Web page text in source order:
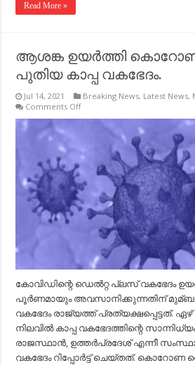
Read More »
ആശങ്ക ഉയര്‍ത്തി
പുതിയ കാപ്പ വകഭേദം.
Jul 14, 2021 Breaking News, Latest News,
Comments Offon
ആശങ്ക
ഉയര്‍ത്തി
കൊറോണ
വൈറസിന്റെ
പുതിയ
കാപ്പ
വകഭേദം.
കോവിഡിന്റെ ഡെല്‍റ്റ പ്ലസ് വകഭേദം
പൂര്‍ണമായും അവസാനിക്കുന്നതിന്
വകഭേദം രാജ്യത്ത് പ്രത്യക്ഷപ്പെട്ടത്.
നിലവില്‍ കാപ്പ വകഭേദത്തിന്റെ സാന്നിധ്യം
രാജസ്ഥാന്‍, ഉത്തര്‍പ്രദേശ് എന്നീ
വകഭേദം റിപ്പോര്‍ട്ട് ചെയ്തത്. കൊറോണ